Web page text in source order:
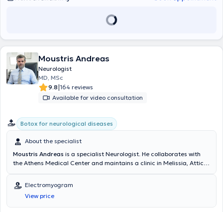
Moustris Andreas
Neurologist
MD, MSc
9.8|164 reviews
Available for video consultation
Botox for neurological diseases
About the specialist
Moustris Andreas is a specialist Neurologist. He collaborates with
the Athens Medical Center and maintains a clinic in Melissia, Attica.
the National and Kapodistrian University of Athens and received
further training at University College London (UCL), graduating with
distinction from the Master of Science in Clinical Neurology
program. He specialized in the full spectrum of movement disorders
Electromyogram
View price